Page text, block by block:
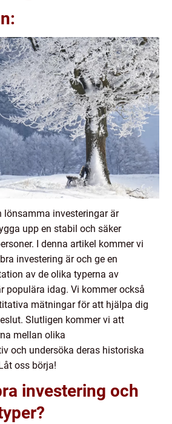
lönsamma investeringar är
upp en stabil och säker
I denna artikel kommer vi
investering är och ge en
av de olika typerna av
populära idag. Vi kommer också
mätningar för att hjälpa dig
Slutligen kommer vi att
mellan olika
och undersöka deras historiska
oss börja!
investering och